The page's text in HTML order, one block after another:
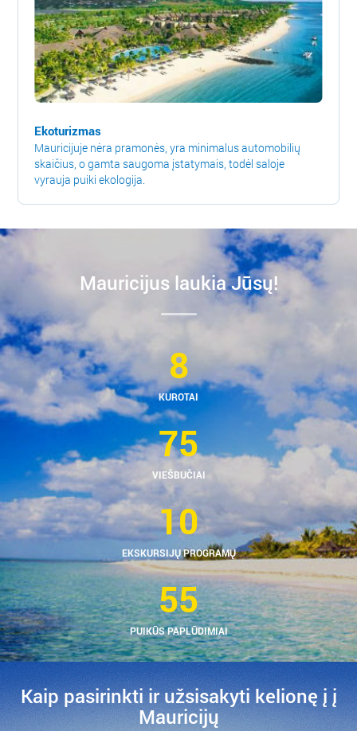
Ekoturizmas
Mauricijuje nėra pramonės, yra minimalus automobilių
skaičius, o gamta saugoma įstatymais, todėl saloje
vyrauja puiki ekologija.
Mauricijus laukia Jūsų!
8
KUROTAI
75
VIEŠBUČIAI
10
EKSKURSIJŲ PROGRAMŲ
55
PUIKŪS PAPLŪDIMIAI
Kaip pasirinkti ir užsisakyti kelionę į į
Mauricijų